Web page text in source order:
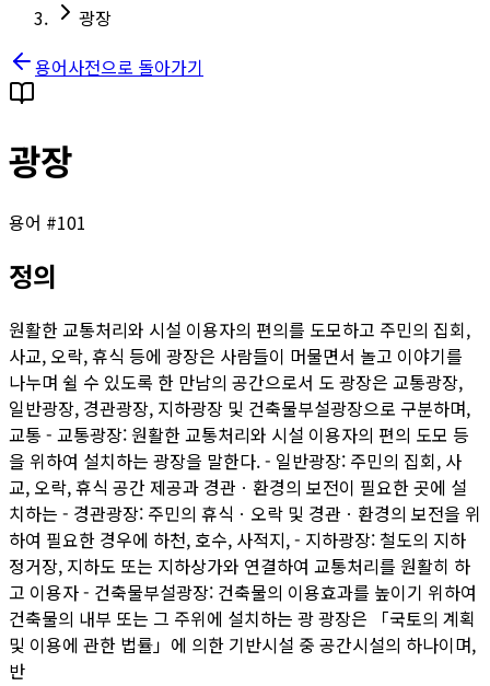
광장
용어사전으로 돌아가기
광장
용어 #101
정의
원활한 교통처리와 시설 이용자의 편의를 도모하고 주민의 집회,
사교, 오락, 휴식 등에 광장은 사람들이 머물면서 놀고 이야기를
나누며 쉴 수 있도록 한 만남의 공간으로서 도 광장은 교통광장,
일반광장, 경관광장, 지하광장 및 건축물부설광장으로 구분하며,
교통 - 교통광장: 원활한 교통처리와 시설 이용자의 편의 도모 등
을 위하여 설치하는 광장을 말한다. - 일반광장: 주민의 집회, 사
교, 오락, 휴식 공간 제공과 경관ㆍ환경의 보전이 필요한 곳에 설
치하는 - 경관광장: 주민의 휴식ㆍ오락 및 경관ㆍ환경의 보전을 위
하여 필요한 경우에 하천, 호수, 사적지, - 지하광장: 철도의 지하
정거장, 지하도 또는 지하상가와 연결하여 교통처리를 원활히 하
고 이용자 - 건축물부설광장: 건축물의 이용효과를 높이기 위하여
건축물의 내부 또는 그 주위에 설치하는 광 광장은 「국토의 계획
및 이용에 관한 법률」에 의한 기반시설 중 공간시설의 하나이며,
반